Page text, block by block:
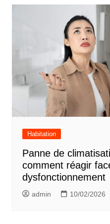
Habitation
Panne de
comment réagir
dysfonctionnement
admin 10/02/2026